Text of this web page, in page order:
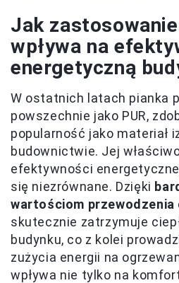
Jak
wpływa na
energetyczną
W ostatnich latach pianka
powszechnie jako PUR,
popularność jako materiał
budownictwie. Jej
efektywności
się niezrównane. Dzięki
wartościom przewodzenia
skutecznie zatrzymuje
budynku, co z kolei
zużycia energii na
wpływa nie tylko na